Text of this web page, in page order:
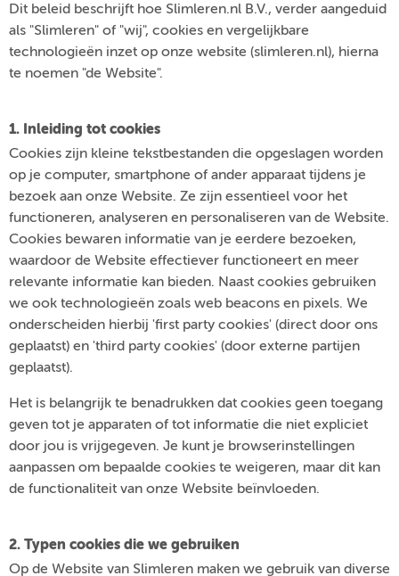
Dit beleid beschrijft hoe Slimleren.nl B.V., verder aangeduid
als "Slimleren" of "wij", cookies en vergelijkbare
technologieën inzet op onze website (slimleren.nl), hierna
te noemen "de Website".
1. Inleiding tot cookies
Cookies zijn kleine tekstbestanden die opgeslagen worden
op je computer, smartphone of ander apparaat tijdens je
bezoek aan onze Website. Ze zijn essentieel voor het
functioneren, analyseren en personaliseren van de Website.
Cookies bewaren informatie van je eerdere bezoeken,
waardoor de Website effectiever functioneert en meer
relevante informatie kan bieden. Naast cookies gebruiken
we ook technologieën zoals web beacons en pixels. We
onderscheiden hierbij 'first party cookies' (direct door ons
geplaatst) en 'third party cookies' (door externe partijen
geplaatst).
Het is belangrijk te benadrukken dat cookies geen toegang
geven tot je apparaten of tot informatie die niet expliciet
door jou is vrijgegeven. Je kunt je browserinstellingen
aanpassen om bepaalde cookies te weigeren, maar dit kan
de functionaliteit van onze Website beïnvloeden.
2. Typen cookies die we gebruiken
Op de Website van Slimleren maken we gebruik van diverse